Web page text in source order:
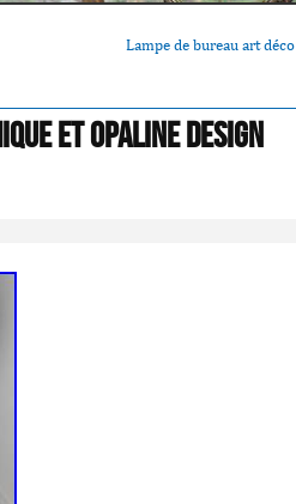
Lampe de bureau art déco
et Opaline Design